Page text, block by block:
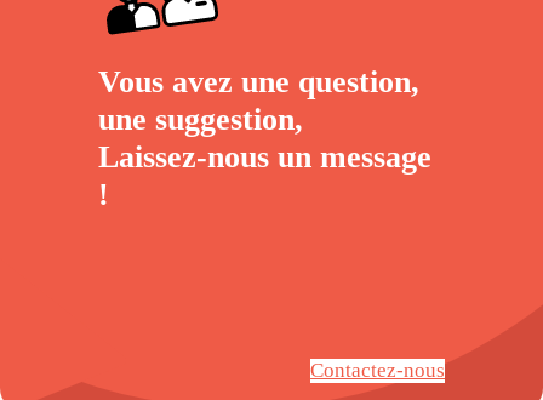
Vous avez une question,
une suggestion,
Laissez-nous un message
!
Contactez-nous